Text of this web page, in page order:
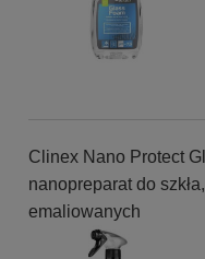
Clinex Nano Protect
nanopreparat do
emaliowanych